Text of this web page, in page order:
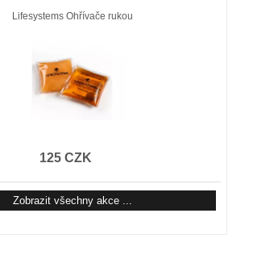
Lifesystems Ohřívače rukou
125 CZK
Zobrazit všechny akce ...